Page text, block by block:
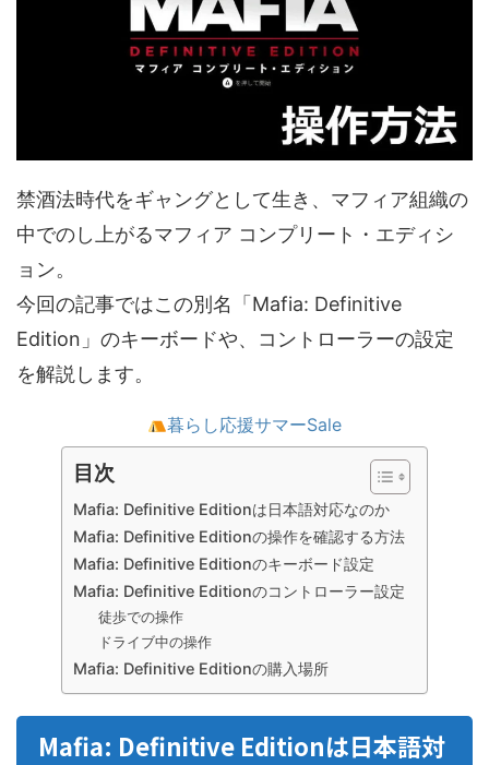
禁酒法時代をギャングとして生き、マフィア組織の
中でのし上がるマフィア コンプリート・エディシ
ョン。
今回の記事ではこの別名「Mafia: Definitive
Edition」のキーボードや、コントローラーの設定
を解説します。
暮らし応援サマーSale
目次
Mafia: Definitive Editionは日本語対応なのか
Mafia: Definitive Editionの操作を確認する方法
Mafia: Definitive Editionのキーボード設定
Mafia: Definitive Editionのコントローラー設定
徒歩での操作
ドライブ中の操作
Mafia: Definitive Editionの購入場所
Mafia: Definitive Editionは日本語対